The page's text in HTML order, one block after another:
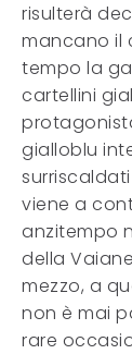
risulterà
mancano il
tempo la
cartellini
gialloblu
viene a
anzitempo
della
mezzo, a
non è mai
rare